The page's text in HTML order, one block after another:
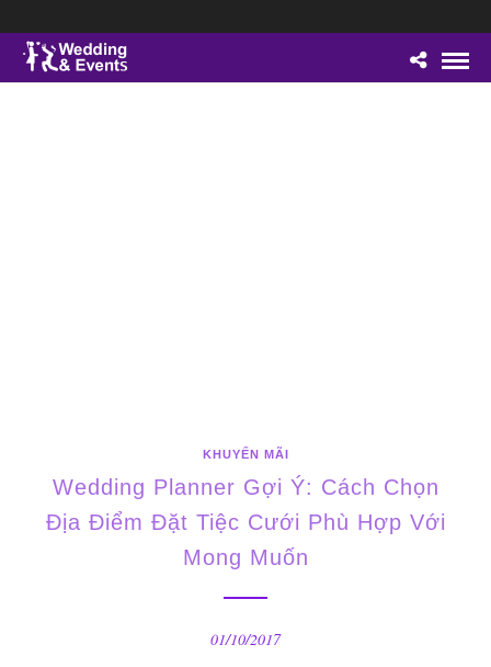
KHUYẾN MÃI
Wedding Planner Gợi Ý: Cách Chọn
Địa Điểm Đặt Tiệc Cưới Phù Hợp Với
Mong Muốn
01/10/2017